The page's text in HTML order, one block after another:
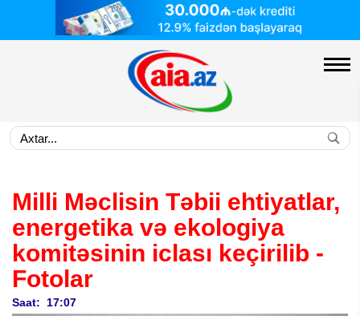
Milli Məclisin Təbii ehtiyatlar,
energetika və ekologiya
komitəsinin iclası keçirilib -
Fotolar
Saat: 17:07